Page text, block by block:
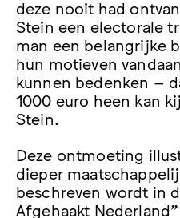
deze nooit had
Stein een electorale
man een belangrijke
hun motieven
kunnen bedenken –
1000 euro heen kan
Stein.
Deze ontmoeting
dieper
beschreven wordt in
Afgehaakt